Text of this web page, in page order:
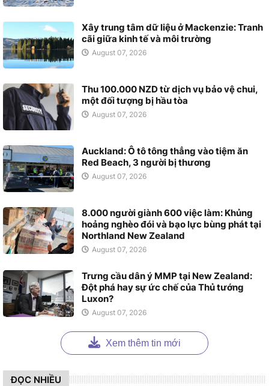
Xây trung tâm dữ liệu ở Mackenzie: Tranh
cãi giữa kinh tế và môi trường
August 07, 2026
Thu 100.000 NZD từ dịch vụ bảo vệ chui,
một đối tượng bị hầu tòa
August 07, 2026
Auckland: Ô tô tông thẳng vào tiệm ăn
Red Beach, 3 người bị thương
August 07, 2026
8.000 người giành 600 việc làm: Khủng
hoảng nghèo đói và bạo lực bùng phát tại
Northland New Zealand
August 07, 2026
Trưng cầu dân ý MMP tại New Zealand:
Đột phá hay sự ức chế của Thủ tướng
Luxon?
August 07, 2026
Xem thêm tin mới
ĐỌC NHIỀU